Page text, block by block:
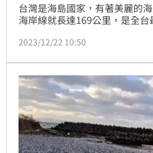
台灣是海島國家，有著美麗的
海岸線就長達169公里，是全
皆有其獨特風貌值得探訪。其中
美食和漁村文化，以及卑南鄉
豐富的漁業生態，更是走訪台
2023/12/22 10:50